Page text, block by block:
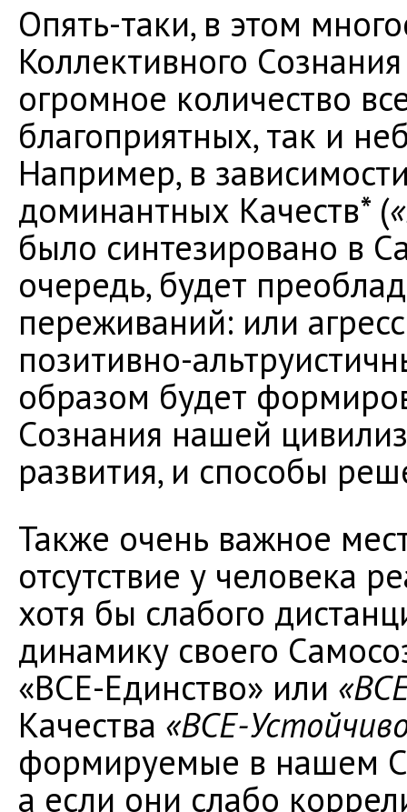
Опять-таки, в этом
Коллективного
огромное количество
благоприятных, так и
Например, в
доминантных Качеств* (
было синтезировано в
очередь, будет
переживаний: или
позитивно-
образом будет
Сознания нашей
развития, и способы
Также очень важное
отсутствие у человека
хотя бы слабого
динамику своего
«ВСЕ-Единство» или
Качества «ВСЕ-
формируемые в нашем
а если они слабо